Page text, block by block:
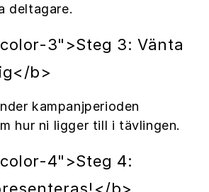
deltagare.
3">Steg 3: Vänta
b>
kampanjperioden
hur ni ligger till i tävlingen.
4">Steg 4: